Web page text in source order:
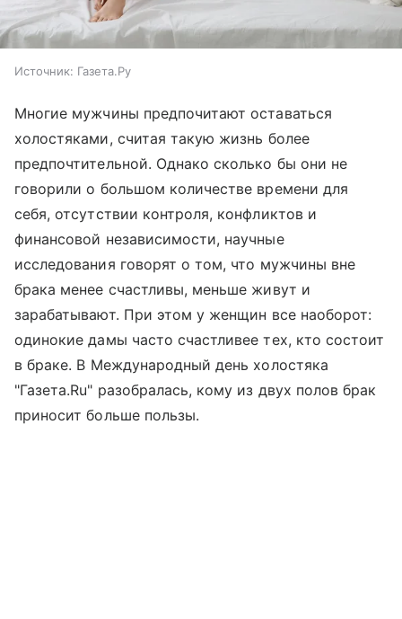
Источник: Газета.Ру
Многие мужчины предпочитают оставаться
холостяками, считая такую жизнь более
предпочтительной. Однако сколько бы они не
говорили о большом количестве времени для
себя, отсутствии контроля, конфликтов и
финансовой независимости, научные
исследования говорят о том, что мужчины вне
брака менее счастливы, меньше живут и
зарабатывают. При этом у женщин все наоборот:
одинокие дамы часто счастливее тех, кто состоит
в браке. В Международный день холостяка
"Газета.Ru" разобралась, кому из двух полов брак
приносит больше пользы.